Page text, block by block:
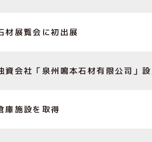
材展覧会に初出展
資会社「泉州鳴本石材有限公司」
庫施設を取得